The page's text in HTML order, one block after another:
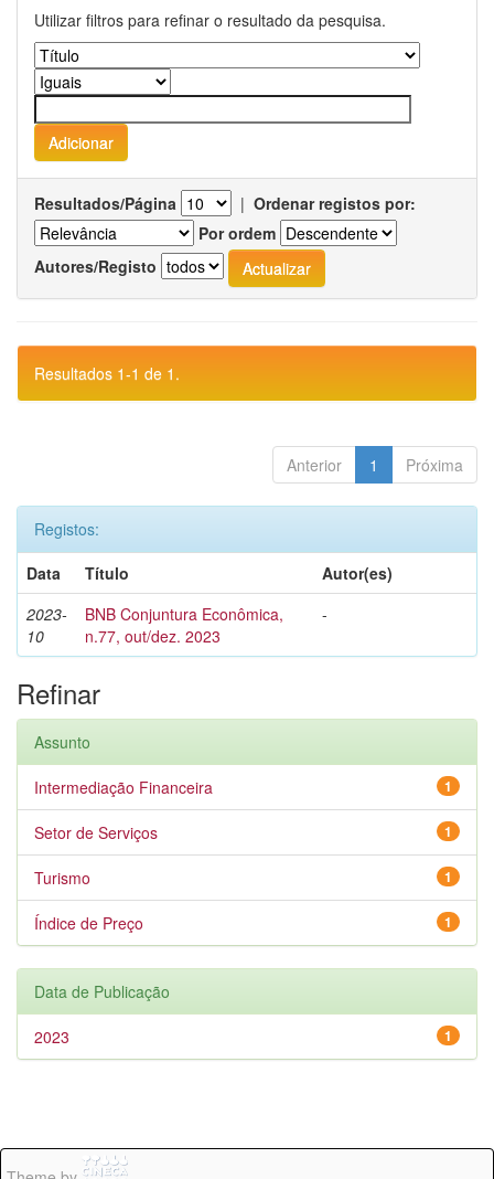
Utilizar filtros para refinar o resultado da pesquisa.
Resultados/Página | Ordenar registos por:
Por ordem
Autores/Registo
Resultados 1-1 de 1.
Anterior 1 Próxima
Registos:
Data
Título
Autor(es)
2023-
10
BNB Conjuntura Econômica,
n.77, out/dez. 2023
-
Refinar
Assunto
1
Intermediação Financeira
1
Setor de Serviços
1
Turismo
1
Índice de Preço
Data de Publicação
1
2023